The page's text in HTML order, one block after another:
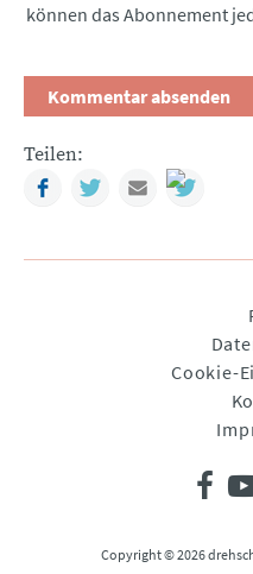
können das Abonnement
Teilen:
FacebookTwitterMail
Cookie-
Copyright © 2026